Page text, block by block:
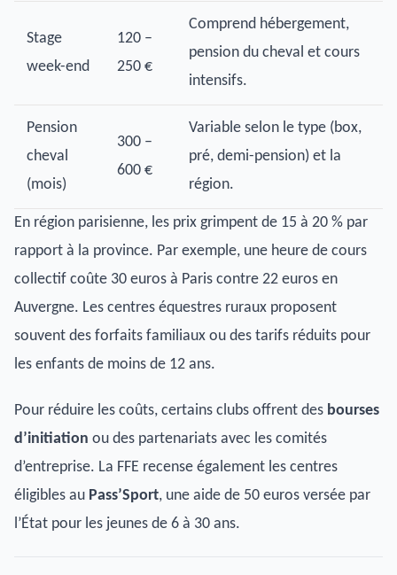
Stage
week-end
120 –
250 €
Comprend hébergement,
pension du cheval et cours
intensifs.
Pension
cheval
(mois)
300 –
600 €
Variable selon le type (box,
pré, demi-pension) et la
région.
En région parisienne, les prix grimpent de 15 à 20 % par
rapport à la province. Par exemple, une heure de cours
collectif coûte 30 euros à Paris contre 22 euros en
Auvergne. Les centres équestres ruraux proposent
souvent des forfaits familiaux ou des tarifs réduits pour
les enfants de moins de 12 ans.
Pour réduire les coûts, certains clubs offrent des bourses
d’initiation ou des partenariats avec les comités
d’entreprise. La FFE recense également les centres
éligibles au Pass’Sport, une aide de 50 euros versée par
l’État pour les jeunes de 6 à 30 ans.